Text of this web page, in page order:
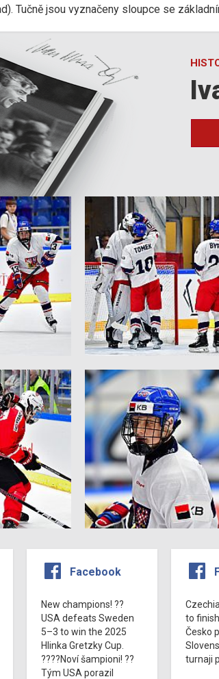
Tučně jsou vyznačeny sloupce se
Facebook
New champions! ??
USA defeats Sweden
5–3 to win the 2025
Hlinka Gretzky Cup.
????Noví šampioni! ??
Tým USA porazil
to
Česko
turnaji